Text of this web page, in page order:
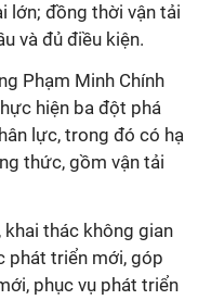
lớn; đồng thời vận tải
và đủ điều kiện.
Phạm Minh Chính
hiện ba đột phá
lực, trong đó có hạ
thức, gồm vận tải
thác không gian
phát triển mới, góp
phục vụ phát triển